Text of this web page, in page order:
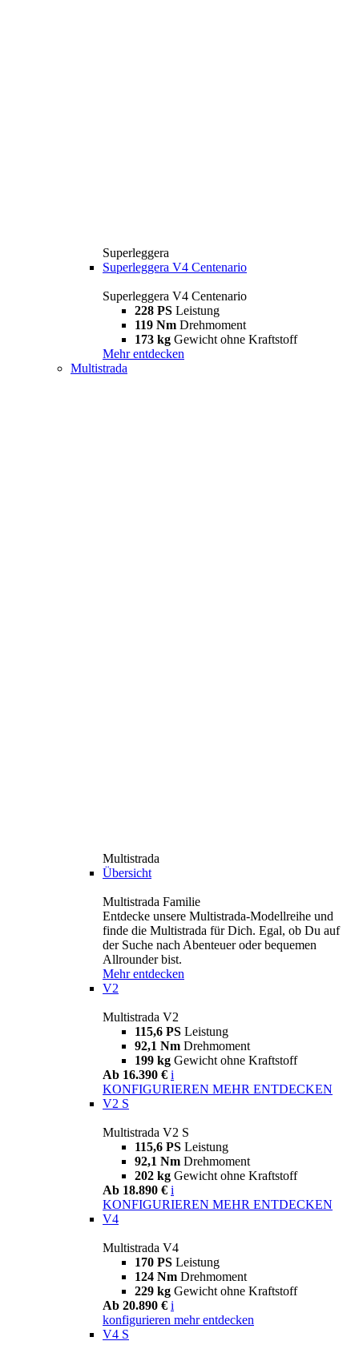
Superleggera
Superleggera V4 Centenario
Superleggera V4 Centenario
228 PS Leistung
119 Nm Drehmoment
173 kg Gewicht ohne Kraftstoff
Mehr entdecken
Multistrada
Multistrada
Übersicht
Multistrada Familie
Entdecke unsere Multistrada-Modellreihe und
finde die Multistrada für Dich. Egal, ob Du auf
der Suche nach Abenteuer oder bequemen
Allrounder bist.
Mehr entdecken
V2
Multistrada V2
115,6 PS Leistung
92,1 Nm Drehmoment
199 kg Gewicht ohne Kraftstoff
Ab 16.390 € i
KONFIGURIEREN MEHR ENTDECKEN
V2 S
Multistrada V2 S
115,6 PS Leistung
92,1 Nm Drehmoment
202 kg Gewicht ohne Kraftstoff
Ab 18.890 € i
KONFIGURIEREN MEHR ENTDECKEN
V4
Multistrada V4
170 PS Leistung
124 Nm Drehmoment
229 kg Gewicht ohne Kraftstoff
Ab 20.890 € i
konfigurieren mehr entdecken
V4 S